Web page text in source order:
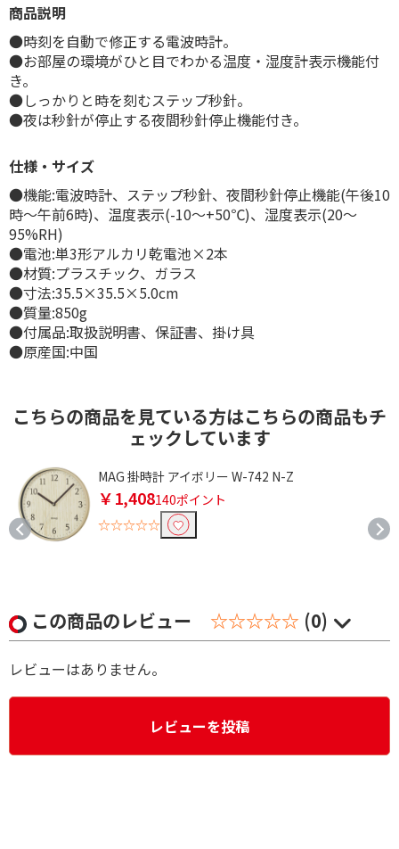
商品説明
●時刻を自動で修正する電波時計。
●お部屋の環境がひと目でわかる温度・湿度計表示機能付
き。
●しっかりと時を刻むステップ秒針。
●夜は秒針が停止する夜間秒針停止機能付き。
仕様・サイズ
●機能:電波時計、ステップ秒針、夜間秒針停止機能(午後10
時～午前6時)、温度表示(-10～+50℃)、湿度表示(20～
95%RH)
●電池:単3形アルカリ乾電池×2本
●材質:プラスチック、ガラス
●寸法:35.5×35.5×5.0cm
●質量:850g
●付属品:取扱説明書、保証書、掛け具
●原産国:中国
こちらの商品を見ている方はこちらの商品もチ
ェックしています
MAG 掛時計 アイボリー W-742 N-Z
￥1,408140ポイント
☆☆☆☆☆
この商品のレビュー ☆☆☆☆☆ (0)
レビューはありません。
レビューを投稿